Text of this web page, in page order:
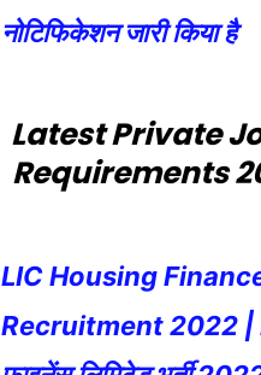
नोटिफिकेशन जारी किया है
Latest Private
Requirements
LIC Housing
Recruitment 2022 |